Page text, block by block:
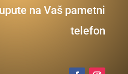
na Vaš pametni
telefon